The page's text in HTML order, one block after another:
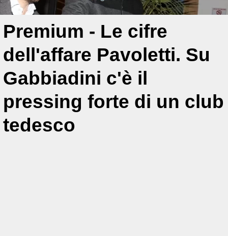
Premium - Le cifre
dell'affare Pavoletti. Su
Gabbiadini c'è il
pressing forte di un club
tedesco